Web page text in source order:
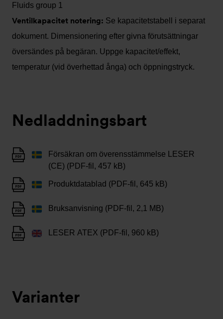
Fluids group 1
Ventilkapacitet notering: Se kapacitetstabell i separat
dokument. Dimensionering efter givna förutsättningar
översändes på begäran. Uppge kapacitet/effekt,
temperatur (vid överhettad ånga) och öppningstryck.
Nedladdningsbart
Försäkran om överensstämmelse LESER
(CE) (PDF-fil, 457 kB)
Produktdatablad (PDF-fil, 645 kB)
Bruksanvisning (PDF-fil, 2,1 MB)
LESER ATEX (PDF-fil, 960 kB)
Varianter